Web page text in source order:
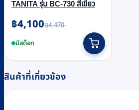
TANITA รุ่น BC-730 สีเขียว
฿4,470
Original
price
was:
฿4,470.
฿4,100
Current
price
is:
฿4,100.
มีสต็อก
สินค้าที่เกี่ยวข้อง